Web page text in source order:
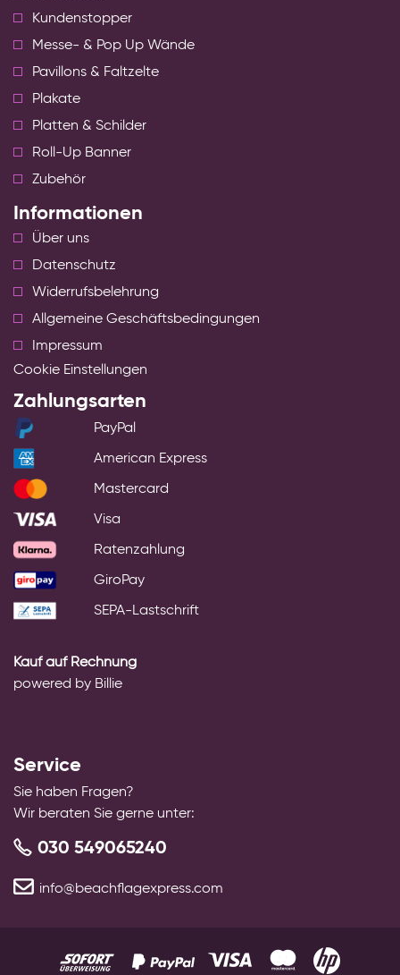
Kundenstopper
Messe- & Pop Up Wände
Pavillons & Faltzelte
Plakate
Platten & Schilder
Roll-Up Banner
Zubehör
Informationen
Über uns
Datenschutz
Widerrufsbelehrung
Allgemeine Geschäftsbedingungen
Impressum
Cookie Einstellungen
Zahlungsarten
PayPal
American Express
Mastercard
Visa
Ratenzahlung
GiroPay
SEPA-Lastschrift
Kauf auf Rechnung
powered by Billie
Service
Sie haben Fragen?
Wir beraten Sie gerne unter:
030 549065240
info@beachflagexpress.com